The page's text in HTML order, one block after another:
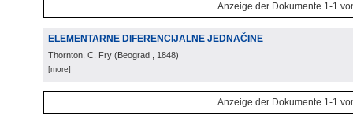
Anzeige der Dokumente 1-1
ELEMENTARNE DIFERENCIJALNE JEDNAČINE
Thornton, C. Fry (Beograd , 1848)
[more]
Anzeige der Dokumente 1-1